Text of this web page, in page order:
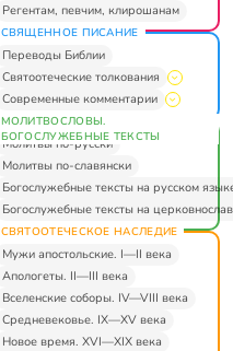
Регентам, певчим, клирошанам
СВЯЩЕННОЕ ПИСАНИЕ
Переводы Библии
Святоотеческие толкования
Современные комментарии
МОЛИТВОСЛОВЫ.
БОГОСЛУЖЕБНЫЕ ТЕКСТЫ
Молитвы по-русски
Молитвы по-славянски
Богослужебные тексты на русском
Богослужебные тексты на
СВЯТООТЕЧЕСКОЕ НАСЛЕДИЕ
Мужи апостольские. I—II века
Апологеты. II—III века
Вселенские соборы. IV—VIII века
Средневековье. IX—XV века
Новое время. XVI—XIX века